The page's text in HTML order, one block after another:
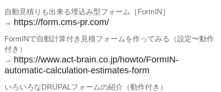
自動見積りも出来る埋込み型フォーム［FormIN］
→ https://form.cms-pr.com/
FormINで自動計算付き見積フォームを作ってみる（設定〜動作
付き）
→ https://www.act-brain.co.jp/howto/FormIN-
automatic-calculation-estimates-form
いろいろなDRUPALフォームの紹介（動作付き）